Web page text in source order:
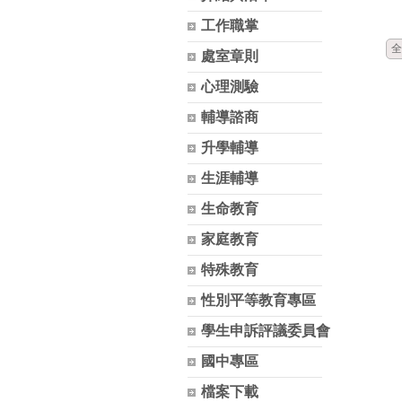
工作職掌
處室章則
心理測驗
輔導諮商
升學輔導
生涯輔導
生命教育
家庭教育
特殊教育
性別平等教育專區
學生申訴評議委員會
國中專區
檔案下載